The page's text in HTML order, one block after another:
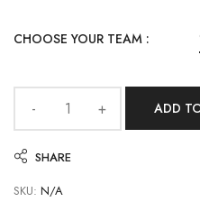
CHOOSE YOUR TEAM :
ADD
SHARE
SKU: N/A